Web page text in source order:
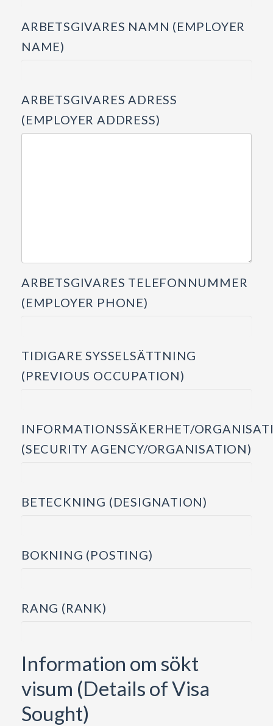
ARBETSGIVARES NAMN (EMPLOYER
NAME)
ARBETSGIVARES ADRESS
(EMPLOYER ADDRESS)
ARBETSGIVARES TELEFONNUMMER
(EMPLOYER PHONE)
TIDIGARE SYSSELSÄTTNING
(PREVIOUS OCCUPATION)
INFORMATIONSSÄKERHET/
(SECURITY AGENCY/ORGANISATION)
BETECKNING (DESIGNATION)
BOKNING (POSTING)
RANG (RANK)
Information om sökt
visum (Details of Visa
Sought)